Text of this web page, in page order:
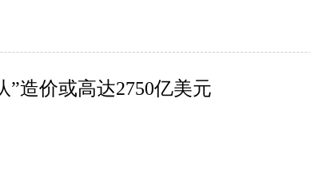
”造价或高达2750亿美元